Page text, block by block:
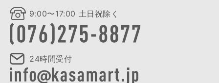
9:00〜17:00 土日祝除く
24時間受付